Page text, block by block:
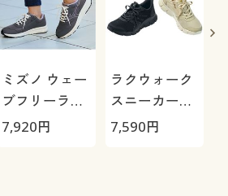
ミズノ ウェー
ブフリーライ
ド2SW
7,920円
ラクウォーク
スニーカー
(RL-9221)
7,590円